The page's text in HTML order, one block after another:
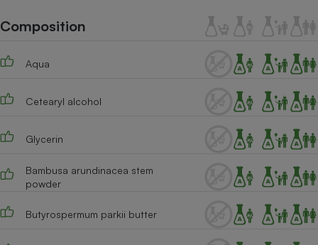
Composition
Aqua
Cetearyl alcohol
Glycerin
Bambusa arundinacea stem
powder
Butyrospermum parkii butter
Climatiseur -
Ventilateur
Cafetière à expressos